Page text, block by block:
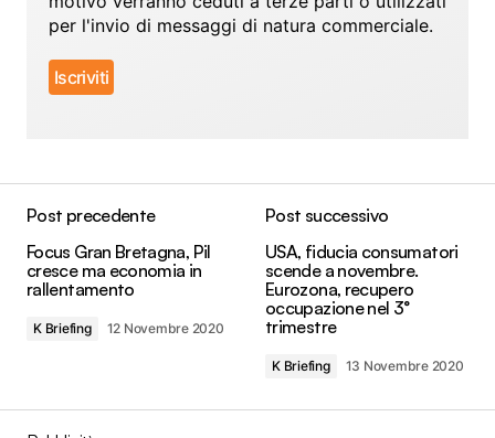
per l'invio di messaggi di natura commerciale.
Post precedente
Focus Gran Bretagna, Pil
cresce ma economia in
rallentamento
K Briefing 12 Novembre 2020
Post successivo
USA, fiducia consumatori
scende a novembre.
Eurozona, recupero
occupazione nel 3°
trimestre
K Briefing 13 Novembre 2020